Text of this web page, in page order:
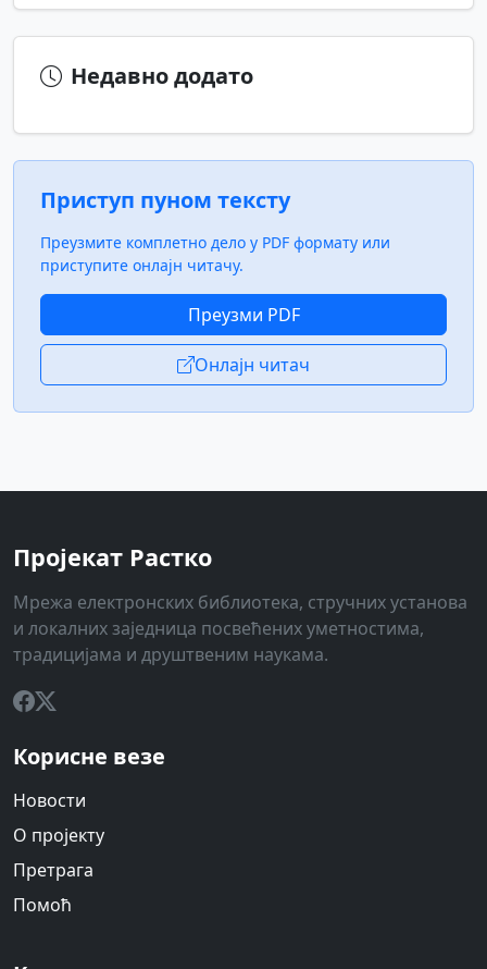
Недавно додато
Приступ пуном тексту
Преузмите комплетно дело у PDF формату или
приступите онлајн читачу.
Преузми PDF
Онлајн читач
Пројекат Растко
Мрежа електронских библиотека, стручних установа
и локалних заједница посвећених уметностима,
традицијама и друштвеним наукама.
Корисне везе
Новости
О пројекту
Претрага
Помоћ